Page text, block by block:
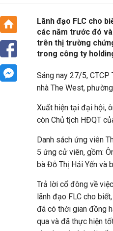
Lãnh đạo FLC cho
các năm trước đó
trên thị trường
trong công ty
Sáng nay 27/5,
nhà The West,
Xuất hiện tại đại hội,
còn Chủ tịch HĐQT
Danh sách ứng viên
5 ứng cử viên, gồm:
bà Đỗ Thị Hải Yến và
Trả lời cổ đông về
lãnh đạo FLC cho
đã có thời gian đồng
qua và đã thực hiện